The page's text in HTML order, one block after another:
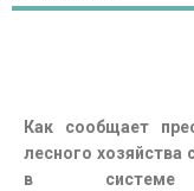
Как сообщает
лесного хозяйства
в